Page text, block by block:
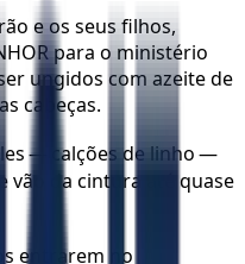
e os seus filhos,
para o ministério
ungidos com azeite de
cabeças.
— calções de linho —
vão da cintura até quase
entrarem no